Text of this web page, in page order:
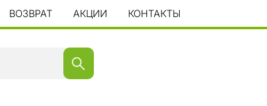
ВОЗВРАТ АКЦИИ КОНТАКТЫ